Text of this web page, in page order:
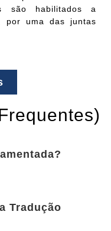
são habilitados a
por uma das juntas
Tradução